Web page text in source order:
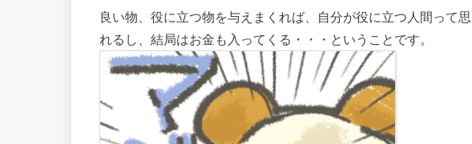
良い物、役に立つ物を与えまくれば、自分が役に立つ人間って
れるし、結局はお金も入ってくる・・・ということです。